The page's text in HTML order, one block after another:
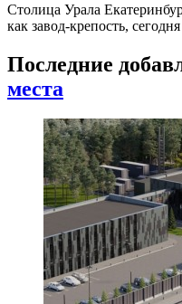
Столица Урала
как завод-крепость,
Последние
места